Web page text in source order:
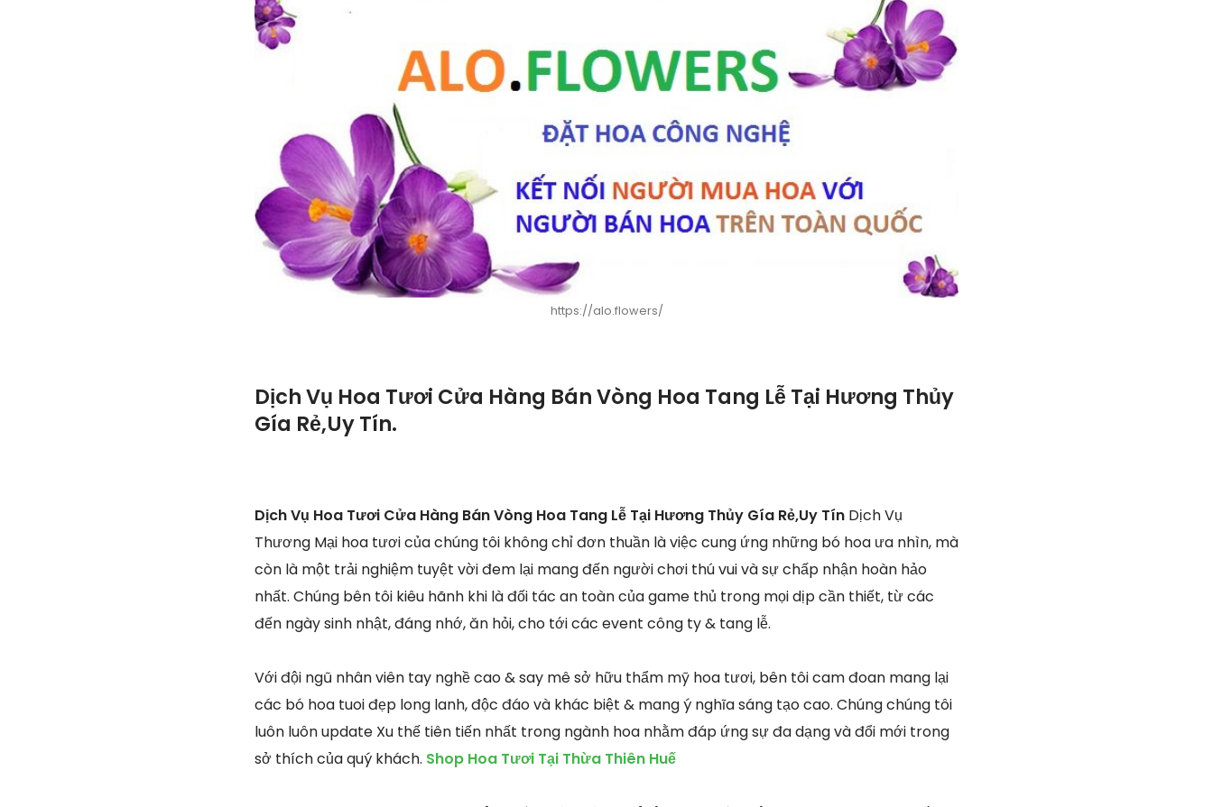
https://alo.flowers/
Dịch Vụ Hoa Tươi Cửa Hàng Bán Vòng Hoa Tang Lễ Tại Hương Thủy
Gía Rẻ,Uy Tín.
Dịch Vụ Hoa Tươi Cửa Hàng Bán Vòng Hoa Tang Lễ Tại Hương Thủy Gía Rẻ,Uy Tín Dịch Vụ
Thương Mại hoa tươi của chúng tôi không chỉ đơn thuần là việc cung ứng những bó hoa ưa nhìn, mà
còn là một trải nghiệm tuyệt vời đem lại mang đến người chơi thú vui và sự chấp nhận hoàn hảo
nhất. Chúng bên tôi kiêu hãnh khi là đối tác an toàn của game thủ trong mọi dịp cần thiết, từ các
đến ngày sinh nhật, đáng nhớ, ăn hỏi, cho tới các event công ty & tang lễ.
Với đội ngũ nhân viên tay nghề cao & say mê sở hữu thẩm mỹ hoa tươi, bên tôi cam đoan mang lại
các bó hoa tuoi đẹp long lanh, độc đáo và khác biệt & mang ý nghĩa sáng tạo cao. Chúng chúng tôi
luôn luôn update Xu thế tiên tiến nhất trong ngành hoa nhằm đáp ứng sự đa dạng và đổi mới trong
sở thích của quý khách. Shop Hoa Tươi Tại Thừa Thiên Huế